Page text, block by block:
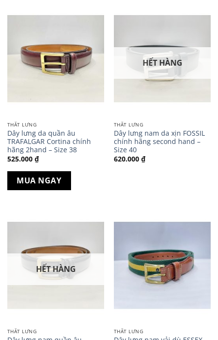
THẮT LƯNG
Dây lưng da quần âu
TRAFALGAR Cortina chính
hãng 2hand – Size 38
525.000 ₫
MUA NGAY
HẾT HÀNG
THẮT LƯNG
Dây lưng nam da xịn FOSSIL
chính hãng second hand –
Size 40
620.000 ₫
HẾT HÀNG
THẮT LƯNG THẮT LƯNG